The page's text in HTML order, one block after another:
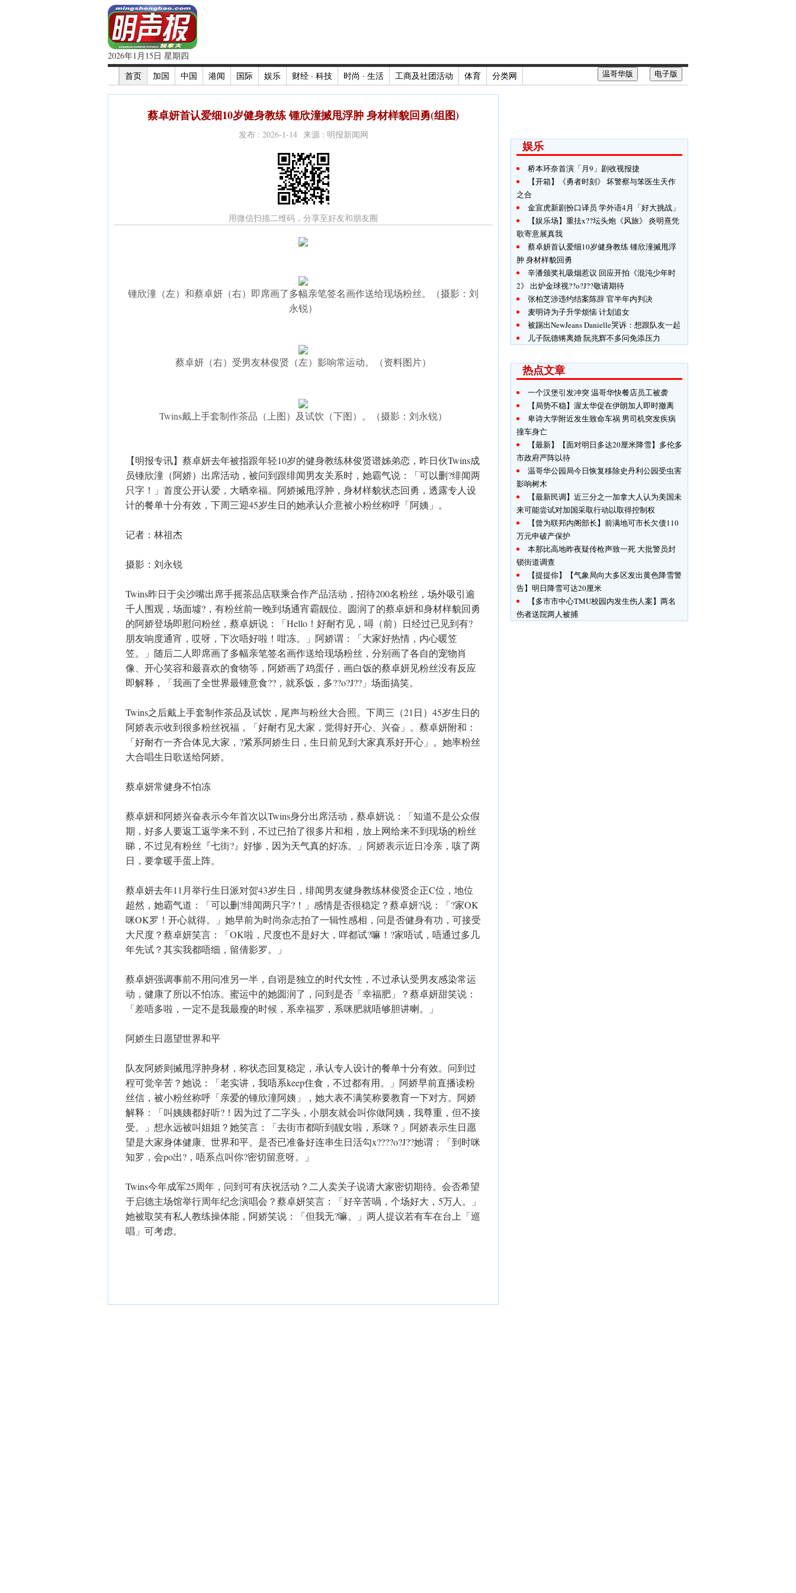
2026年1月15日 星期四
首页
加国 中国 港闻 国际 娱乐 财经 · 科技 时尚 · 生活 工商及社团活动 体育 分类网 电子版
温哥华版
蔡卓妍首认爱细10岁健身教练 锺欣潼搣甩浮肿 身材样貌回勇(组图)
发布 : 2026-1-14 来源 : 明报新闻网
用微信扫描二维码，分享至好友和朋友圈
锺欣潼（左）和蔡卓妍（右）即席画了多幅亲笔签名画作送给现场粉丝。（摄影：刘
永锐）
蔡卓妍（右）受男友林俊贤（左）影响常运动。（资料图片）
Twins戴上手套制作茶品（上图）及试饮（下图）。（摄影：刘永锐）
【明报专讯】蔡卓妍去年被指跟年轻10岁的健身教练林俊贤谱姊弟恋，昨日伙Twins成
员锺欣潼（阿娇）出席活动，被问到跟绯闻男友关系时，她霸气说：「可以删?绯闻两
只字！」首度公开认爱，大晒幸福。阿娇搣甩浮肿，身材样貌状态回勇，透露专人设
计的餐单十分有效，下周三迎45岁生日的她承认介意被小粉丝称呼「阿姨」。
记者：林祖杰
摄影：刘永锐
Twins昨日于尖沙嘴出席手摇茶品店联乘合作产品活动，招待200名粉丝，场外吸引逾
千人围观，场面墟?，有粉丝前一晚到场通宵霸靓位。圆润了的蔡卓妍和身材样貌回勇
的阿娇登场即慰问粉丝，蔡卓妍说：「Hello！好耐冇见，噚（前）日经过已见到有?
朋友响度通宵，哎呀，下次唔好啦！咁冻。」阿娇谓：「大家好热情，内心暖笠
笠。」随后二人即席画了多幅亲笔签名画作送给现场粉丝，分别画了各自的宠物肖
像、开心笑容和最喜欢的食物等，阿娇画了鸡蛋仔，画白饭的蔡卓妍见粉丝没有反应
即解释，「我画了全世界最锺意食??，就系饭，多??o?J??」场面搞笑。
Twins之后戴上手套制作茶品及试饮，尾声与粉丝大合照。下周三（21日）45岁生日的
阿娇表示收到很多粉丝祝福，「好耐冇见大家，觉得好开心、兴奋」。蔡卓妍附和：
「好耐冇一齐合体见大家，?紧系阿娇生日，生日前见到大家真系好开心」。她率粉丝
大合唱生日歌送给阿娇。
蔡卓妍常健身不怕冻
蔡卓妍和阿娇兴奋表示今年首次以Twins身分出席活动，蔡卓妍说：「知道不是公众假
期，好多人要返工返学来不到，不过已拍了很多片和相，放上网给来不到现场的粉丝
睇，不过见有粉丝『七街?』好惨，因为天气真的好冻。」阿娇表示近日冷亲，咳了两
日，要拿暖手蛋上阵。
蔡卓妍去年11月举行生日派对贺43岁生日，绯闻男友健身教练林俊贤企正C位，地位
超然，她霸气道：「可以删?绯闻两只字?！」感情是否很稳定？蔡卓妍?说：「?家OK
咪OK罗！开心就得。」她早前为时尚杂志拍了一辑性感相，问是否健身有功，可接受
大尺度？蔡卓妍笑言：「OK啦，尺度也不是好大，咩都试?嘛！?家唔试，唔通过多几
年先试？其实我都唔细，留倩影罗。」
蔡卓妍强调事前不用问准另一半，自诩是独立的时代女性，不过承认受男友感染常运
动，健康了所以不怕冻。蜜运中的她圆润了，问到是否「幸福肥」？蔡卓妍甜笑说：
「差唔多啦，一定不是我最瘦的时候，系幸福罗，系咪肥就唔够胆讲喇。」
阿娇生日愿望世界和平
队友阿娇则搣甩浮肿身材，称状态回复稳定，承认专人设计的餐单十分有效。问到过
程可觉辛苦？她说：「老实讲，我唔系keep住食，不过都有用。」阿娇早前直播读粉
丝信，被小粉丝称呼「亲爱的锺欣潼阿姨」，她大表不满笑称要教育一下对方。阿娇
解释：「叫姨姨都好听?！因为过了二字头，小朋友就会叫你做阿姨，我尊重，但不接
受。」想永远被叫姐姐？她笑言：「去街市都听到靓女啦，系咪？」阿娇表示生日愿
望是大家身体健康、世界和平。是否已准备好连串生日活勾x????o?J??她谓：「到时咪
知罗，会po出?，唔系点叫你?密切留意呀。」
Twins今年成军25周年，问到可有庆祝活动？二人卖关子说请大家密切期待。会否希望
于启德主场馆举行周年纪念演唱会？蔡卓妍笑言：「好辛苦喎，个场好大，5万人。」
她被取笑有私人教练操体能，阿娇笑说：「但我无?嘛。」两人提议若有车在台上「巡
唱」可考虑。
娱乐
桥本环奈首演「月9」剧收视报捷
【开箱】《勇者时刻》 坏警察与笨医生天作
之合
金宣虎新剧扮口译员 学外语4月「好大挑战」
【娱乐场】重抾x??坛头炮《风旅》 炎明熹凭
歌寄意展真我
蔡卓妍首认爱细10岁健身教练 锺欣潼搣甩浮
肿 身材样貌回勇
辛潘颁奖礼吸烟惹议 回应开拍《混沌少年时
2》 出炉金球视??o?J??敬请期待
张柏芝涉违约结案陈辞 官半年内判决
麦明诗为子升学烦恼 计划追女
被踢出NewJeans Danielle哭诉：想跟队友一起
儿子阮德锵离婚 阮兆辉不多问免添压力
热点文章
一个汉堡引发冲突 温哥华快餐店员工被袭
【局势不稳】渥太华促在伊朗加人即时撤离
卑诗大学附近发生致命车祸 男司机突发疾病
撞车身亡
【最新】【面对明日多达20厘米降雪】多伦多
市政府严阵以待
温哥华公园局今日恢复移除史丹利公园受虫害
影响树木
【最新民调】近三分之一加拿大人认为美国未
来可能尝试对加国采取行动以取得控制权
【曾为联邦内阁部长】前满地可市长欠债110
万元申破产保护
本那比高地昨夜疑传枪声致一死 大批警员封
锁街道调查
【提提你】【气象局向大多区发出黄色降雪警
告】明日降雪可达20厘米
【多市市中心TMU校园内发生伤人案】两名
伤者送院两人被捕